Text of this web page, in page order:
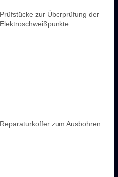
Prüfstücke zur Überprüfung der
Elektroschweißpunkte
Reparaturkoffer zum Ausbohren